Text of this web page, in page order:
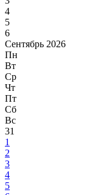
4
5
6
Сентябрь 2026
Пн
Вт
Ср
Чт
Пт
Сб
Вс
31
1
2
3
4
5